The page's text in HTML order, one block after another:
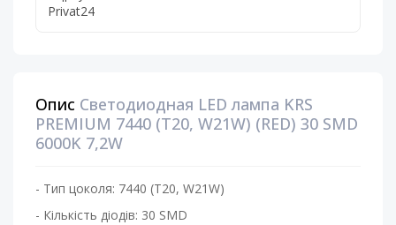
Privat24
Опис Светодиодная LED лампа KRS
PREMIUM 7440 (T20, W21W) (RED) 30 SMD
6000K 7,2W
- Тип цоколя: 7440 (T20, W21W)
- Кількість діодів: 30 SMD